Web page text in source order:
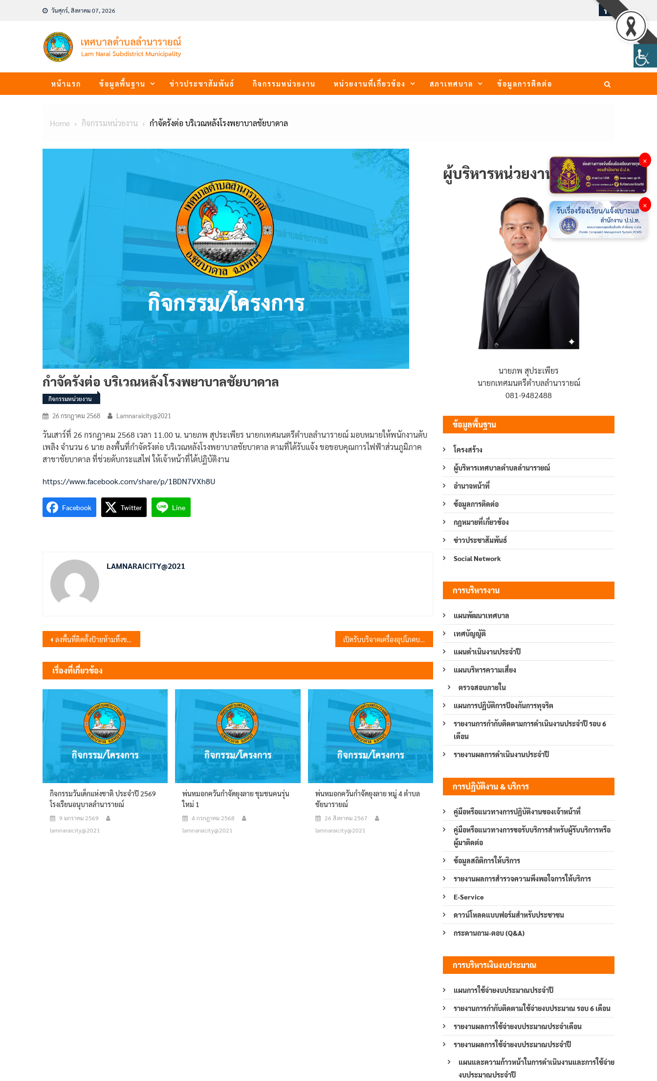
วันศุกร์, สิงหาคม 07, 2026
หน้าแรก ข้อมูลพื้นฐาน ข่าวประชาสัมพันธ์ กิจกรรมหน่วยงาน หน่วยงานที่เกี่ยวข้อง สภาเทศบาล ข้อมูลการติดต่อ
Home กิจกรรมหน่วยงาน กำจัดรังต่อ บริเวณหลังโรงพยาบาลชัยบาดาล
กำจัดรังต่อ บริเวณหลังโรงพยาบาลชัยบาดาล
กิจกรรมหน่วยงาน
26 กรกฎาคม 2568 Lamnaraicity@2021
วันเสาร์ที่ 26 กรกฎาคม 2568 เวลา 11.00 น. นายภพ สุประเพียร นายกเทศมนตรีตำบลลำนารายณ์ มอบหมายให้พนักงานดับ
เพลิง จำนวน 6 นาย ลงพื้นที่กำจัดรังต่อ บริเวณหลังโรงพยาบาลชัยบาดาล ตามที่ได้รับแจ้ง ขอขอบคุณการไฟฟ้าส่วนภูมิภาค
สาขาชัยบาดาล ที่ช่วยดับกระแสไฟ ให้เจ้าหน้าที่ได้ปฏิบัติงาน
https://www.facebook.com/share/p/1BDN7VXh8U
Facebook Twitter Line
LAMNARAICITY@2021
แนะแนว
เรื่อง
ลงพื้นที่ติดตั้งป้ายห้ามทิ้งขยะ เปิดรับบริจาคเครื่องอุปโภคบริโภค ช่วยเหลือผู้ได้รับผลกระทบจากสถานการณ์ชายแดนไทย – กัมพูชา”
เรื่องที่เกี่ยวข้อง
กิจกรรมวันเด็กแห่งชาติ ประจำปี 2569
โรงเรียนอนุบาลลำนารายณ์
9 มกราคม 2569
lamnaraicity@2021
พ่นหมอกควันกำจัดยุงลาย ชุมชนคนรุ่น
ใหม่ 1
4 กรกฎาคม 2568
lamnaraicity@2021
พ่นหมอกควันกำจัดยุงลาย หมู่ 4 ตำบล
ชัยนารายณ์
26 สิงหาคม 2567
lamnaraicity@2021
ผู้บริหารหน่วยงาน
นายภพ สุประเพียร
นายกเทศมนตรีตำบลลำนารายณ์
081-9482488
ข้อมูลพื้นฐาน
โครงสร้าง
ผู้บริหารเทศบาลตำบลลำนารายณ์
อำนาจหน้าที่
ข้อมูลการติดต่อ
กฎหมายที่เกี่ยวข้อง
ข่าวประชาสัมพันธ์
Social Network
การบริหารงาน
แผนพัฒนาเทศบาล
เทศบัญญัติ
แผนดำเนินงานประจำปี
แผนบริหารความเสี่ยง
ตรวจสอบภายใน
แผนการปฏิบัติการป้องกันการทุจริต
รายงานการกำกับติดตามการดำเนินงานประจำปี รอบ 6
เดือน
รายงานผลการดำเนินงานประจำปี
การปฏิบัติงาน & บริการ
คู่มือหรือแนวทางการปฏิบัติงานของเจ้าหน้าที่
คู่มือหรือแนวทางการขอรับบริการสำหรับผู้รับบริการหรือ
ผู้มาติดต่อ
ข้อมูลสถิติการให้บริการ
รายงานผลการสำรวจความพึงพอใจการให้บริการ
E-Service
ดาวน์โหลดแบบฟอร์มสำหรับประชาชน
กระดานถาม-ตอบ (Q&A)
การบริหารเงินงบประมาณ
แผนการใช้จ่ายงบประมาณประจำปี
รายงานการกำกับติดตามใช้จ่ายงบประมาณ รอบ 6 เดือน
รายงานผลการใช้จ่ายงบประมาณประจำเดือน
รายงานผลการใช้จ่ายงบประมาณประจำปี
แผนและความก้าวหน้าในการดำเนินงานและการใช้จ่าย
งบประมาณประจำปี
×
×